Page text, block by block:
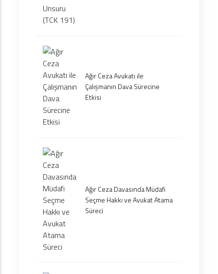
Ağır Ceza Avukatı ile
Çalışmanın Dava Sürecine
Etkisi
Ağır Ceza Davasında Müdafi
Seçme Hakkı ve Avukat Atama
Süreci